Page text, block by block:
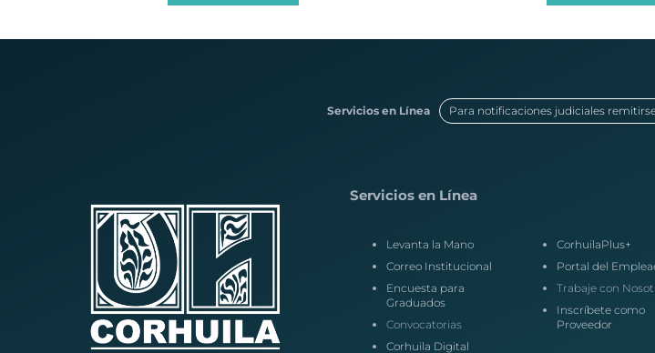
Servicios en Línea Para notificaciones judiciales
Servicios en Línea
Levanta la Mano
Correo Institucional
Encuesta para
Graduados
Convocatorias
Corhuila Digital
CorhuilaPlus+
Portal del
Trabaje con
Inscríbete como
Proveedor